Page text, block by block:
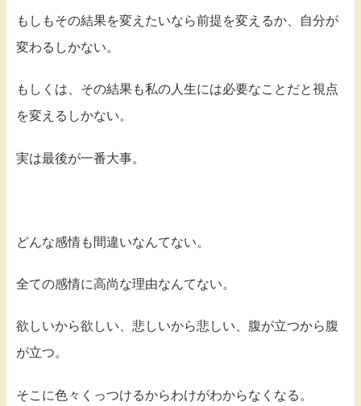
もしもその結果を変えたいなら前提を変えるか、自分が
変わるしかない。
もしくは、その結果も私の人生には必要なことだと視点
を変えるしかない。
実は最後が一番大事。
どんな感情も間違いなんてない。
全ての感情に高尚な理由なんてない。
欲しいから欲しい、悲しいから悲しい、腹が立つから腹
が立つ。
そこに色々くっつけるからわけがわからなくなる。